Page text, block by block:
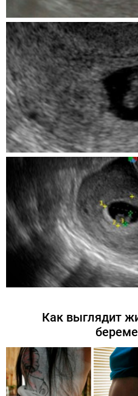
Как выглядит